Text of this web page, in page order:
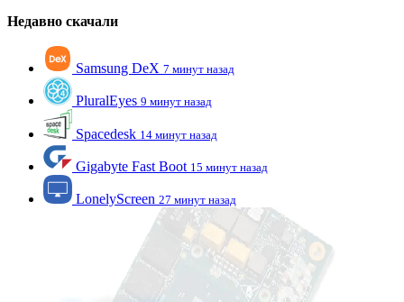
Недавно скачали
Samsung DeX 7 минут назад
PluralEyes 9 минут назад
Spacedesk 14 минут назад
Gigabyte Fast Boot 15 минут назад
LonelyScreen 27 минут назад